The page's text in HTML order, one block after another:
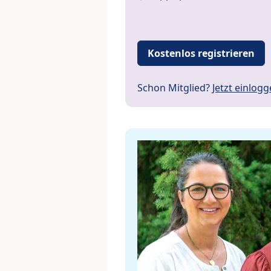
Kostenlos registrieren
Schon Mitglied? Jetzt